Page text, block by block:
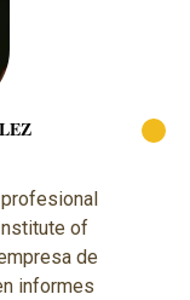
of
de
informes